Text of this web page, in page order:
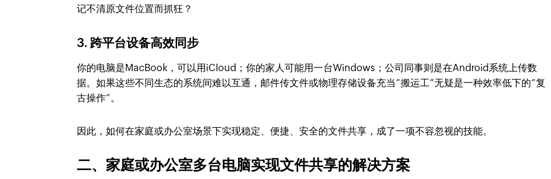
记不清原文件位置而抓狂？
3. 跨平台设备高效同步
你的电脑是MacBook，可以用iCloud；你的家人可能用一台Windows；公司同事则是在Android系统上传数
据。如果这些不同生态的系统间难以互通，邮件传文件或物理存储设备充当“搬运工”无疑是一种效率低下的“复
古操作”。
因此，如何在家庭或办公室场景下实现稳定、便捷、安全的文件共享，成了一项不容忽视的技能。
二、家庭或办公室多台电脑实现文件共享的解决方案